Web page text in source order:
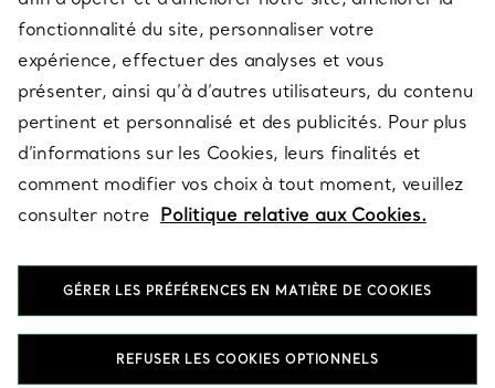
À PROPOS
QUESTIONS LÉGALES
SUIVEZ-NOUS
fonctionnalité du site, personnaliser votre
expérience, effectuer des analyses et vous
présenter, ainsi qu’à d’autres utilisateurs, du contenu
pertinent et personnalisé et des publicités. Pour plus
d’informations sur les Cookies, leurs finalités et
comment modifier vos choix à tout moment, veuillez
consulter notre Politique relative aux Cookies.
GÉRER LES PRÉFÉRENCES EN MATIÈRE DE COOKIES
REFUSER LES COOKIES OPTIONNELS